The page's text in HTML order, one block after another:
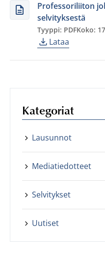
Professoriliiton
selvityksestä
Tyyppi: PDFKoko:
Lataa
Kategoriat
Lausunnot
Mediatiedotteet
Selvitykset
Uutiset